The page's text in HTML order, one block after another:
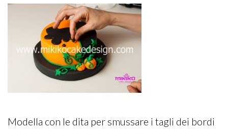
Modella con le dita per smussare i tagli dei bordi